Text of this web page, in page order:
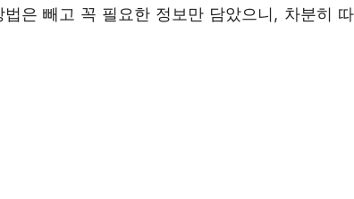
은 빼고 꼭 필요한 정보만 담았으니, 차분히